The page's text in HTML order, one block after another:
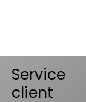
Service
client